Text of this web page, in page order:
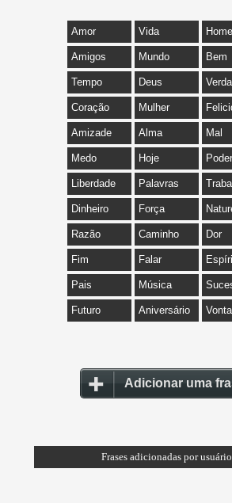
Amor Vida
Amigos Mundo Bem
Tempo Deus
Coração Mulher
Amizade Alma Mal
Medo Hoje Poder
Liberdade Palavras
Dinheiro Força
Razão Caminho Dor
Fim Falar
Pais Música
Futuro Aniversário
Adicionar uma
Frases adicionadas por